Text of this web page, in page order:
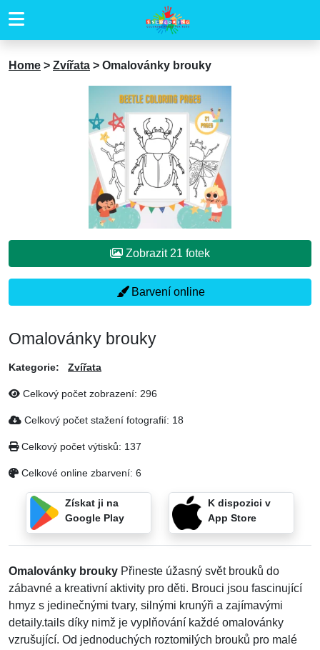
Home > Zvířata > Omalovánky brouky
Zobrazit 21 fotek
Barvení online
Omalovánky brouky
Kategorie: Zvířata
Celkový počet zobrazení: 296
Celkový počet stažení fotografií: 18
Celkový počet výtisků: 137
Celkové online zbarvení: 6
Získat ji na
Google Play
K dispozici v
App Store
Omalovánky brouky Přineste úžasný svět brouků do
zábavné a kreativní aktivity pro děti. Brouci jsou fascinující
hmyz s jedinečnými tvary, silnými krunýři a zajímavými
detaily.tails díky nimž je vyplňování každé omalovánky
vzrušující. Od jednoduchých roztomilých brouků pro malé